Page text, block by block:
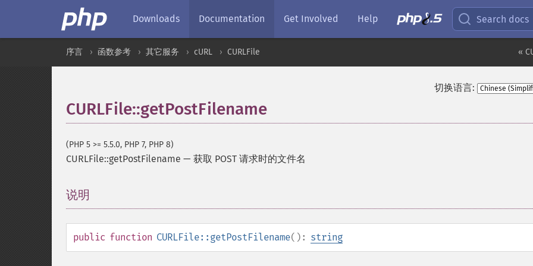
Downloads Documentation Get Involved Help Search docs
«
序言 函数参考 其它服务 cURL CURLFile
切换语言:
CURLFile::getPostFilename
(PHP 5 >= 5.5.0, PHP 7, PHP 8)
CURLFile::getPostFilename — 获取 POST 请求时的文件名
说明
public function CURLFile::getPostFilename(): string